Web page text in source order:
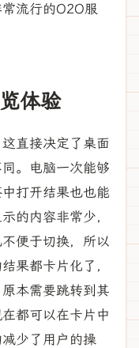
流行的O2O服
体验
直接决定了桌面
。电脑一次能够
打开结果也也能
的内容非常少，
便于切换，所以
果都卡片化了，
本需要跳转到其
都可以在卡片中
少了用户的操